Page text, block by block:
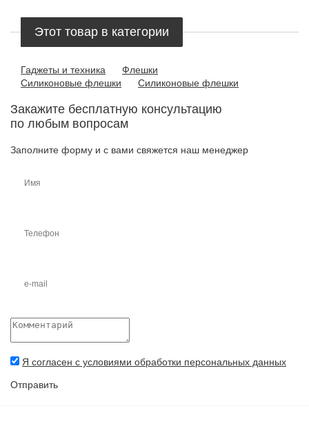
Этот товар в категории
Гаджеты и техника
Флешки
Силиконовые флешки
Силиконовые флешки
Закажите бесплатную консультацию
по любым вопросам
Заполните форму и с вами свяжется наш менеджер
Я согласен с условиями обработки персональных данных
Отправить